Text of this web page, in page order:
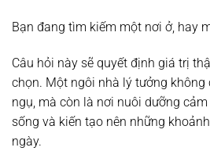
Bạn đang tìm kiếm một nơi ở, hay
Câu hỏi này sẽ quyết định giá trị
chọn. Một ngôi nhà lý tưởng không
ngụ, mà còn là nơi nuôi dưỡng
sống và kiến tạo nên những
ngày.